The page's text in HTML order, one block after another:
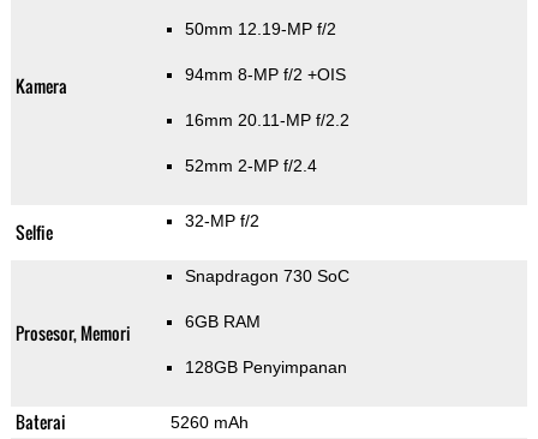
Kamera
50mm 12.19-MP f/2
94mm 8-MP f/2 +OIS
16mm 20.11-MP f/2.2
52mm 2-MP f/2.4
Selfie 32-MP f/2
Prosesor, Memori
Snapdragon 730 SoC
6GB RAM
128GB Penyimpanan
Baterai 5260 mAh